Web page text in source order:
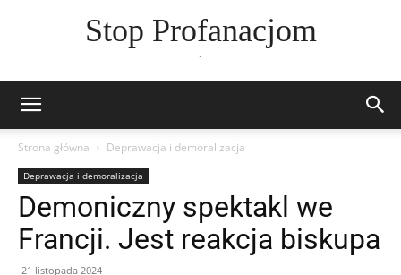
Stop Profanacjom
Strona główna Deprawacja i demoralizacja
Deprawacja i demoralizacja
Demoniczny spektakl we
Francji. Jest reakcja biskupa
21 listopada 2024